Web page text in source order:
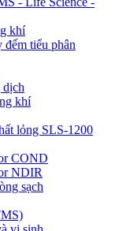
khí
tiểu phân
dịch
khí
lỏng SLS-1200
COND
NDIR
sạch